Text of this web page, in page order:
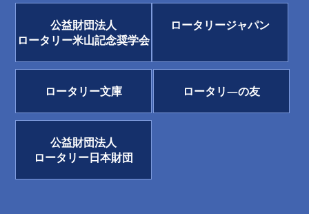
公益財団法人
ロータリー米山記念奨学会
ロータリージャパン
ロータリー文庫 ロータリ―の友
公益財団法人
ロータリー日本財団